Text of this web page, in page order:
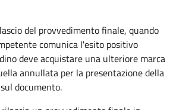
del provvedimento finale, quando
comunica l'esito positivo
deve acquistare una ulteriore marca
annullata per la presentazione della
documento.